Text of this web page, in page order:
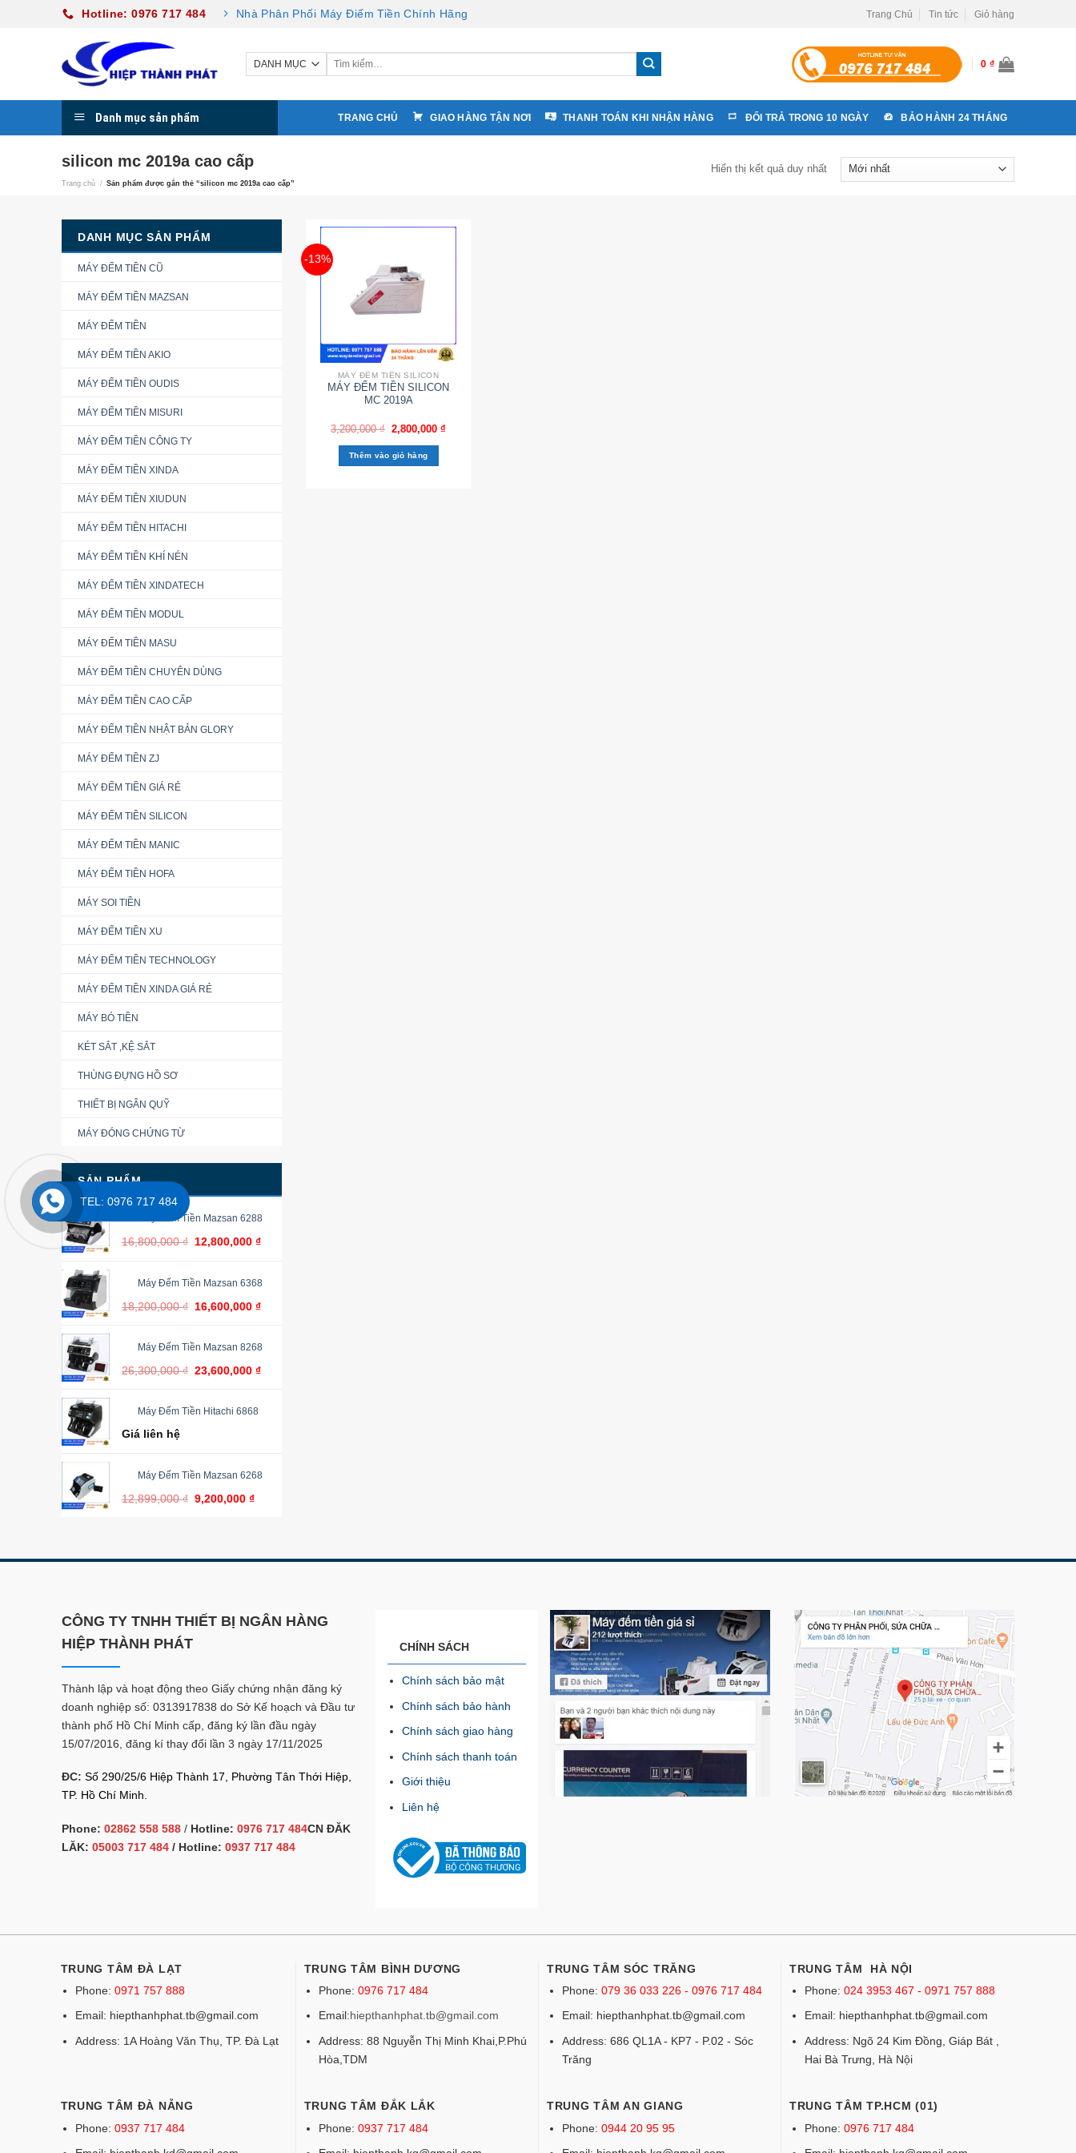
Hotline: 0976 717 484 Nhà Phân Phối Máy Điếm Tiền Chính Hãng Trang Chủ Tin tức Giỏ hàng
0 ₫
Danh mục sản phẩm TRANG CHỦ GIAO HÀNG TẬN NƠI THANH TOÁN KHI NHẬN HÀNG ĐỔI TRẢ TRONG 10 NGÀY BẢO HÀNH 24 THÁNG
silicon mc 2019a cao cấp
Trang chủ / Sản phẩm được gắn thẻ “silicon mc 2019a cao cấp”
Hiển thị kết quả duy nhất
DANH MỤC SẢN PHẨM
MÁY ĐẾM TIỀN CŨ
MÁY ĐẾM TIỀN MAZSAN
MÁY ĐẾM TIỀN
MÁY ĐẾM TIỀN AKIO
MÁY ĐẾM TIỀN OUDIS
MÁY ĐẾM TIỀN MISURI
MÁY ĐẾM TIỀN CÔNG TY
MÁY ĐẾM TIỀN XINDA
MÁY ĐẾM TIỀN XIUDUN
MÁY ĐẾM TIỀN HITACHI
MÁY ĐẾM TIỀN KHÍ NÉN
MÁY ĐẾM TIỀN XINDATECH
MÁY ĐẾM TIỀN MODUL
MÁY ĐẾM TIỀN MASU
MÁY ĐẾM TIỀN CHUYÊN DÙNG
MÁY ĐẾM TIỀN CAO CẤP
MÁY ĐẾM TIỀN NHẬT BẢN GLORY
MÁY ĐẾM TIỀN ZJ
MÁY ĐẾM TIỀN GIÁ RẺ
MÁY ĐẾM TIỀN SILICON
MÁY ĐẾM TIỀN MANIC
MÁY ĐẾM TIỀN HOFA
MÁY SOI TIỀN
MÁY ĐẾM TIỀN XU
MÁY ĐẾM TIỀN TECHNOLOGY
MÁY ĐẾM TIỀN XINDA GIÁ RẺ
MÁY BÓ TIỀN
KÉT SẮT ,KỆ SẮT
THÙNG ĐỰNG HỒ SƠ
THIẾT BỊ NGÂN QUỸ
MÁY ĐÓNG CHỨNG TỪ
SẢN PHẨM
Máy Đếm Tiền Mazsan 6288
16,800,000₫ 12,800,000₫
Máy Đếm Tiền Mazsan 6368
18,200,000₫ 16,600,000₫
Máy Đếm Tiền Mazsan 8268
26,300,000₫ 23,600,000₫
Máy Đếm Tiền Hitachi 6868
Giá liên hệ
Máy Đếm Tiền Mazsan 6268
12,899,000₫ 9,200,000₫
-13%
MÁY ĐẾM TIỀN SILICON
MÁY ĐẾM TIỀN SILICON
MC 2019A
3,200,000₫ 2,800,000₫
Thêm vào giỏ hàng
CÔNG TY TNHH THIẾT BỊ NGÂN HÀNG
HIỆP THÀNH PHÁT
Thành lập và hoạt động theo Giấy chứng nhận đăng ký
doanh nghiệp số: 0313917838 do Sở Kế hoạch và Đầu tư
thành phố Hồ Chí Minh cấp, đăng ký lần đầu ngày
15/07/2016, đăng kí thay đổi lần 3 ngày 17/11/2025
ĐC: Số 290/25/6 Hiệp Thành 17, Phường Tân Thới Hiệp,
TP. Hồ Chí Minh.
Phone: 02862 558 588 / Hotline: 0976 717 484CN ĐĂK
LĂK: 05003 717 484 / Hotline: 0937 717 484
CHÍNH SÁCH
Chính sách bảo mật
Chính sách bảo hành
Chính sách giao hàng
Chính sách thanh toán
Giới thiệu
Liên hệ
TRUNG TÂM ĐÀ LẠT
Phone:0971 757 888
Email: hiepthanhphat.tb@gmail.com
Address: 1A Hoàng Văn Thụ, TP. Đà Lạt
TRUNG TÂM BÌNH DƯƠNG
Phone:0976 717 484
Email:hiepthanhphat.tb@gmail.com
Address: 88 Nguyễn Thị Minh Khai,P.Phú
Hòa,TDM
TRUNG TÂM SÓC TRĂNG
Phone: 079 36 033 226 - 0976 717 484
Email: hiepthanhphat.tb@gmail.com
Address: 686 QL1A - KP7 - P.02 - Sóc
Trăng
TRUNG TÂM HÀ NỘI
Phone: 024 3953 467 - 0971 757 888
Email: hiepthanhphat.tb@gmail.com
Address: Ngõ 24 Kim Đồng, Giáp Bát ,
Hai Bà Trưng, Hà Nội
TRUNG TÂM ĐÀ NẴNG
Phone:0937 717 484
TRUNG TÂM ĐẮK LẮK
Phone:0937 717 484
TRUNG TÂM AN GIANG
Phone: 0944 20 95 95
TRUNG TÂM TP.HCM (01)
Phone: 0976 717 484
TEL: 0976 717 484